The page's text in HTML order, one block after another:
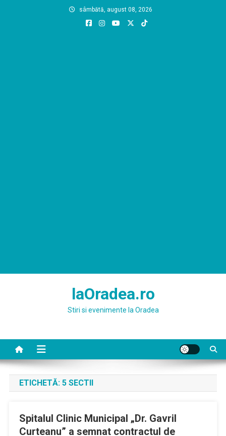
sâmbătă, august 08, 2026
laOradea.ro
Stiri si evenimente la Oradea
ETICHETĂ: 5 SECTII
Spitalul Clinic Municipal „Dr. Gavril
Curteanu” a semnat contractul de